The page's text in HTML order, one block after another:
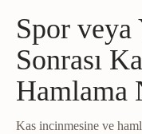
Spor
Sonrası
Hamlama
Kas incinmesine ve